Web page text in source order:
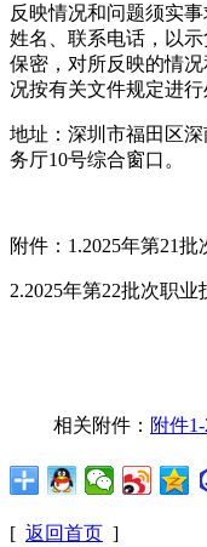
反映情况和问题须实
姓名、联系电话，以
保密，对所反映的情
况按有关文件规定进行
地址：深圳市福田区
务厅10号综合窗口。
附件：1.2025年第21
2.2025年第22批次职
相关附件： 附件
[ 返回首页 ]